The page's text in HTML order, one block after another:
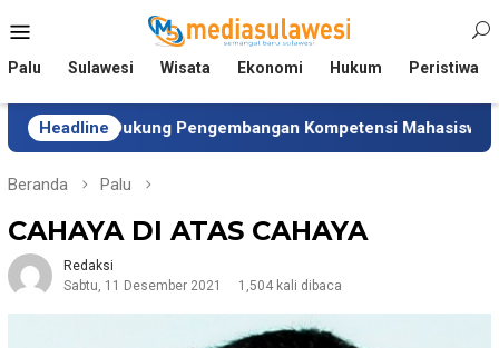
ke
Mobile
Palu Sulawesi Wisata Ekonomi Hukum Peristiwa
Headline
Pengembangan Kompetensi Mahasiswa Tim
Beranda Palu
CAHAYA DI ATAS CAHAYA
Redaksi
Sabtu, 11 Desember 2021
1,504 kali dibaca